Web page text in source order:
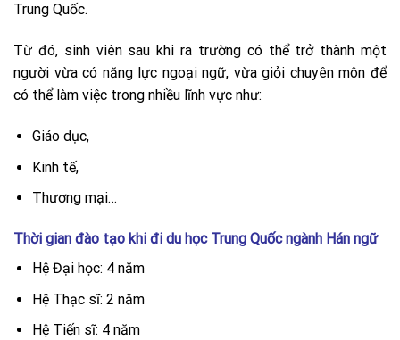
Trung Quốc.
Từ đó, sinh viên sau khi ra trường có thể trở thành một
người vừa có năng lực ngoại ngữ, vừa giỏi chuyên môn để
có thể làm việc trong nhiều lĩnh vực như:
Giáo dục,
Kinh tế,
Thương mại…
Thời gian đào tạo khi đi du học Trung Quốc ngành Hán ngữ
Hệ Đại học: 4 năm
Hệ Thạc sĩ: 2 năm
Hệ Tiến sĩ: 4 năm